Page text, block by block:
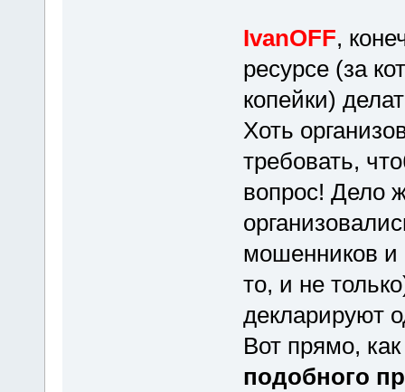
IvanOFF,
ресурсе (за
копейки)
Хоть
требовать,
вопрос! Дело
мошенников
то, и не
декларируют
Вот прямо,
подобного